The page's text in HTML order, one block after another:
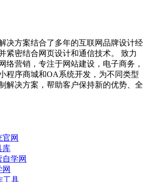
决方案结合了多年的互联网品牌设计经
紧密结合网页设计和通信技术。 致力
络营销，专注于网站建设，电子商务，
程序商城和OA系统开发，为不同类型
解决方案，帮助客户保持新的优势、全
网
库
学网
工具